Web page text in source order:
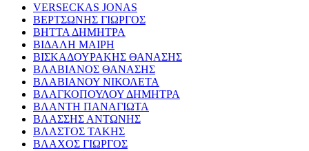
VERSECKAS JONAS
ΒΕΡΤΣΩΝΗΣ ΓΙΩΡΓΟΣ
ΒΗΤΤΑ ΔΗΜΗΤΡΑ
ΒΙΔΑΛΗ ΜΑΙΡΗ
ΒΙΣΚΑΔΟΥΡΑΚΗΣ ΘΑΝΑΣΗΣ
ΒΛΑΒΙΑΝΟΣ ΘΑΝΑΣΗΣ
ΒΛΑΒΙΑΝΟΥ ΝΙΚΟΛΕΤΑ
ΒΛΑΓΚΟΠΟΥΛΟΥ ΔΗΜΗΤΡΑ
ΒΛΑΝΤΗ ΠΑΝΑΓΙΩΤΑ
ΒΛΑΣΣΗΣ ΑΝΤΩΝΗΣ
ΒΛΑΣΤΟΣ ΤΑΚΗΣ
ΒΛΑΧΟΣ ΓΙΩΡΓΟΣ